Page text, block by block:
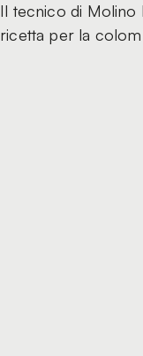
Il tecnico di Molino
ricetta per la